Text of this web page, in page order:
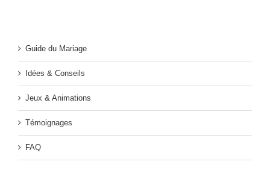
Guide du Mariage
Idées & Conseils
Jeux & Animations
Témoignages
FAQ